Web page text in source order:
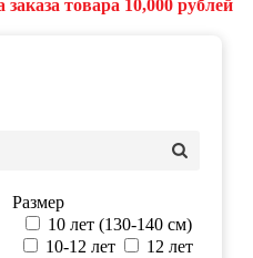
товара 10,000 рублей
Размер
10 лет (130-140 см)
10-12 лет
12 лет